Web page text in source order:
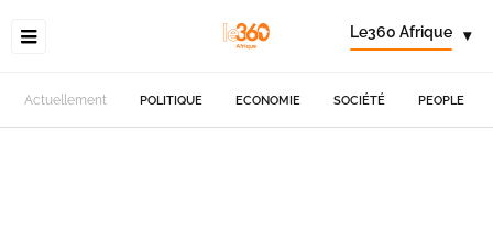
Le360 Afrique ▾
Actuellement POLITIQUE ECONOMIE SOCIÉTÉ PEOPLE